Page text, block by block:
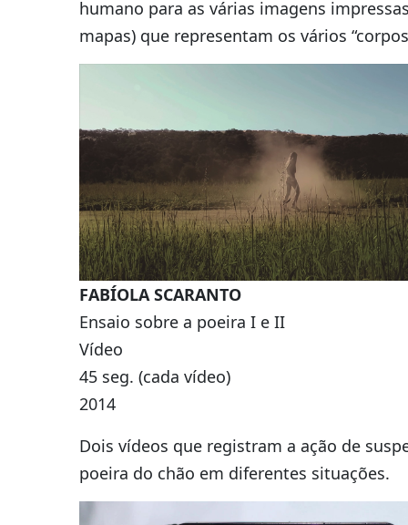
humano para as várias imagens
mapas) que representam os vários
FABÍOLA SCARANTO
Ensaio sobre a poeira I e II
Vídeo
45 seg. (cada vídeo)
2014
Dois vídeos que registram a ação de
poeira do chão em diferentes situações.